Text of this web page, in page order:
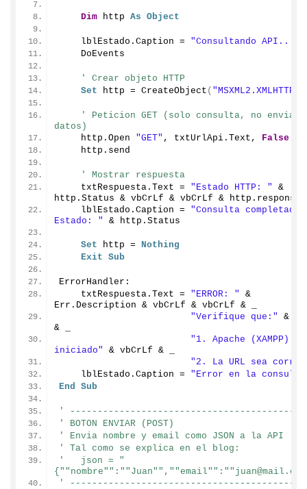
Dim http As Object
    lblEstado.
Caption = "Consultando API..."
    DoEvents
' Crear objeto HTTP
Set http = CreateObject (
' Peticion GET (solo consulta, no envia
datos)
    http.
Open "GET" , txtUrlApi. Text , False
    http.
send
' Mostrar respuesta
    txtRespuesta.
Text = "Estado HTTP: "
&
http. Status & vbCrLf & vbCrLf & http.
    lblEstado.
Caption = "Consulta completada
Estado: "
& http. Status
Set http = Nothing
Exit Sub
ErrorHandler:
    txtRespuesta.
Text = "ERROR: "
&
Err. Description & vbCrLf & vbCrLf & _
"Verifique que:"
&
& _
"1. Apache (XAMPP)
iniciado"
& vbCrLf & _
"2. La URL sea
    lblEstado.
Caption = "Error en la
End
Sub
'
' BOTON ENVIAR (POST)
' Envia nombre y email como JSON a la API
' Tal como se explica en el blog:
'   json = "
'